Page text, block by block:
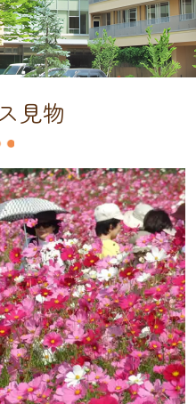
見物